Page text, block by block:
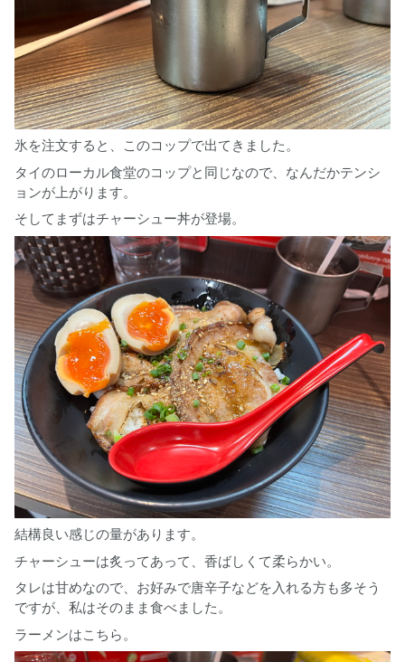
氷を注文すると、このコップで出てきました。
タイのローカル食堂のコップと同じなので、なんだかテンシ
ョンが上がります。
そしてまずはチャーシュー丼が登場。
結構良い感じの量があります。
チャーシューは炙ってあって、香ばしくて柔らかい。
タレは甘めなので、お好みで唐辛子などを入れる方も多そう
ですが、私はそのまま食べました。
ラーメンはこちら。